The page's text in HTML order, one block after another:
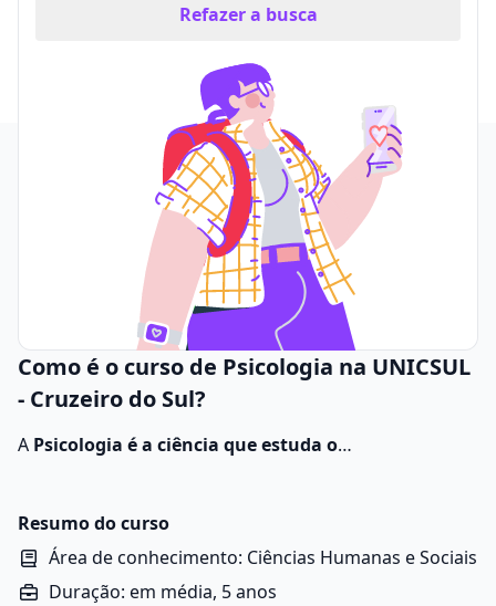
Refazer a busca
Como é o curso de Psicologia na UNICSUL
- Cruzeiro do Sul?
A Psicologia é a ciência que estuda o
buscando compreender como as pessoas sentem,
pensam e agem em diferentes situações.
Resumo do curso
Área de conhecimento: Ciências Humanas e Sociais
Duração: em média, 5 anos